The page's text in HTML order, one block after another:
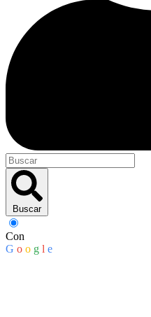
Buscar
Con
G o o g l e